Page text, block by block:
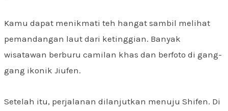
Kamu dapat menikmati teh hangat sambil melihat
pemandangan laut dari ketinggian. Banyak
wisatawan berburu camilan khas dan berfoto di gang-
gang ikonik Jiufen.
Setelah itu, perjalanan dilanjutkan menuju Shifen. Di